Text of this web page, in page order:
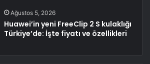
Ağustos 5, 2026
Huawei’in yeni FreeClip 2 S kulaklığı
Türkiye’de: İşte fiyatı ve özellikleri